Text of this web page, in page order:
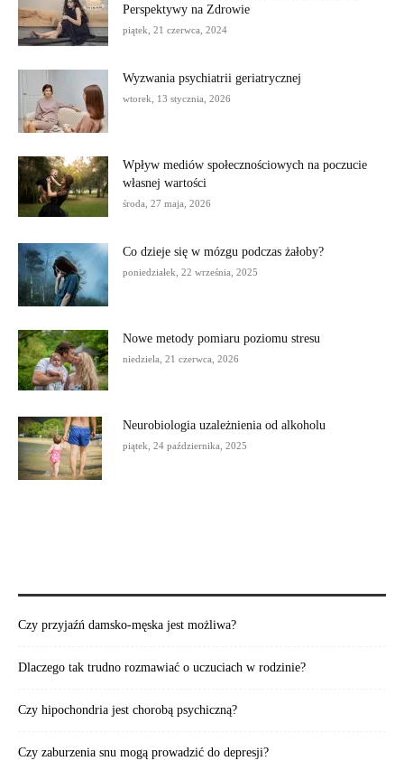
Perspektywy na Zdrowie
piątek, 21 czerwca, 2024
Wyzwania psychiatrii geriatrycznej
wtorek, 13 stycznia, 2026
Wpływ mediów społecznościowych na poczucie
własnej wartości
środa, 27 maja, 2026
Co dzieje się w mózgu podczas żałoby?
poniedziałek, 22 września, 2025
Nowe metody pomiaru poziomu stresu
niedziela, 21 czerwca, 2026
Neurobiologia uzależnienia od alkoholu
piątek, 24 października, 2025
Czy przyjaźń damsko-męska jest możliwa?
Dlaczego tak trudno rozmawiać o uczuciach w rodzinie?
Czy hipochondria jest chorobą psychiczną?
Czy zaburzenia snu mogą prowadzić do depresji?